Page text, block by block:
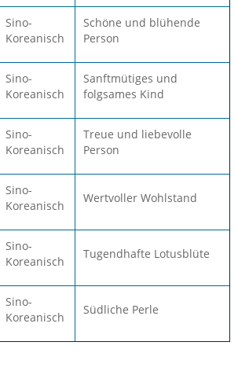
Sino-
Koreanisch
Schöne und blühende
Person
Sino-
Koreanisch
Sanftmütiges und
folgsames Kind
Sino-
Koreanisch
Treue und liebevolle
Person
Sino-
Koreanisch
Wertvoller Wohlstand
Sino-
Koreanisch
Tugendhafte Lotusblüte
Sino-
Koreanisch
Südliche Perle